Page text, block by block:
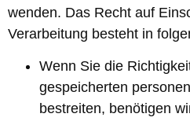
wenden. Das Recht auf
Verarbeitung besteht in
Wenn Sie die
gespeicherten
bestreiten, benötigen